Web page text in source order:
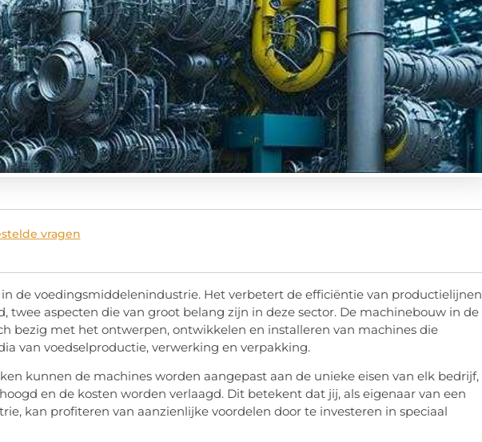
vragen
de voedingsmiddelenindustrie. Het verbetert de efficiëntie van productielijnen
twee aspecten die van groot belang zijn in deze sector. De machinebouw in de
bezig met het ontwerpen, ontwikkelen en installeren van machines die
van voedselproductie, verwerking en verpakking.
kunnen de machines worden aangepast aan de unieke eisen van elk bedrijf,
en de kosten worden verlaagd. Dit betekent dat jij, als eigenaar van een
kan profiteren van aanzienlijke voordelen door te investeren in speciaal